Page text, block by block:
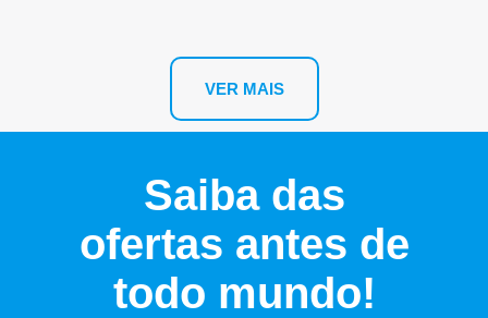
VER MAIS
Saiba das
ofertas antes de
todo mundo!